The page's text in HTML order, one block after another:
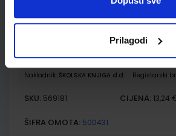
Prilagodi
s dodatnim digitalnim sadržajima
Nakladnik: ŠKOLSKA KNJIGA d.d. Registarski
SKU: 569181 CIJENA: 13,24
ŠIFRA OMOTA: 500431